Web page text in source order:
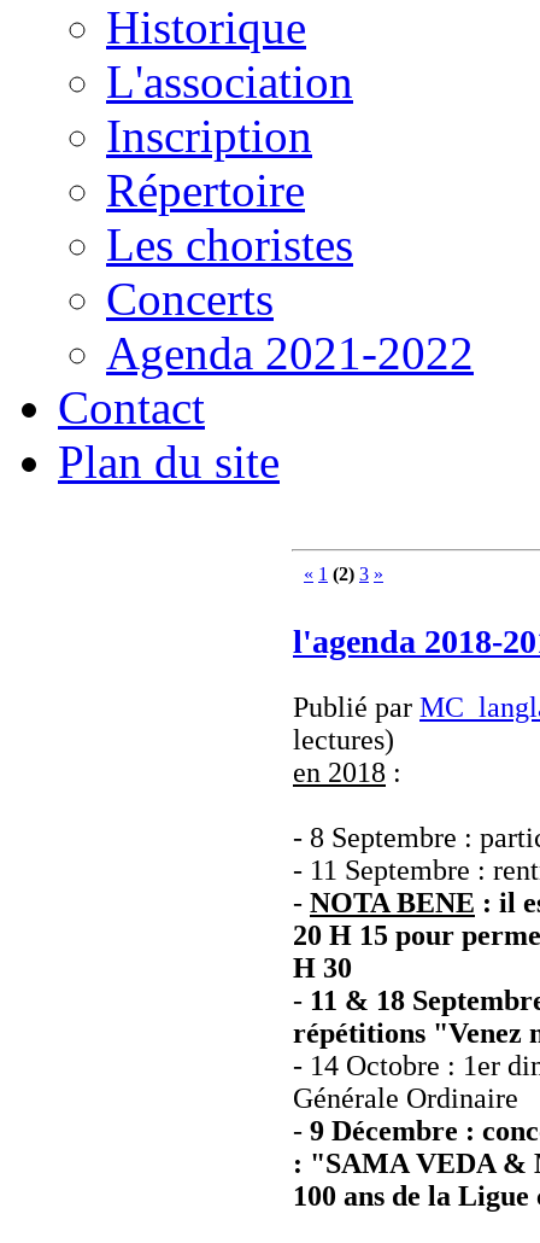
Historique
L'association
Inscription
Répertoire
Les choristes
Concerts
Agenda 2021-2022
Contact
Plan du site
« 1 (2) 3 »
l'agenda 2018-
Publié par
lectures)
en 2018 :
- 8 Septembre :
- 11 Septembre :
- NOTA BENE : il
20 H 15 pour
H 30
- 11 & 18
répétitions "Venez
- 14 Octobre : 1er
Générale Ordinaire
- 9 Décembre :
: "SAMA VEDA &
100 ans de la